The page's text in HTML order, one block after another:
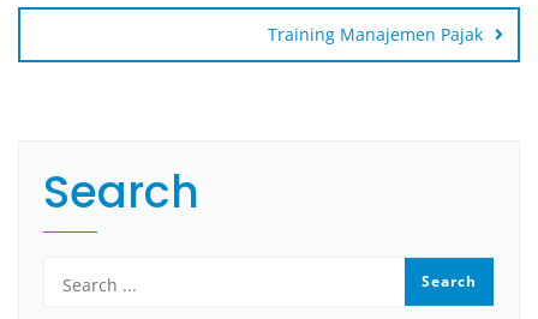
Training Manajemen Pajak
Search